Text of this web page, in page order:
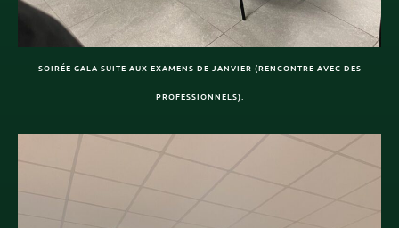
SOIRÉE GALA SUITE AUX EXAMENS DE JANVIER (RENCONTRE AVEC DES
PROFESSIONNELS).